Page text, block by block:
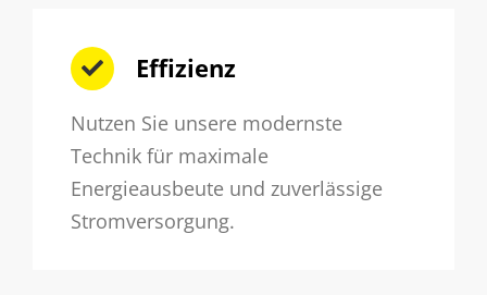
Effizienz
Nutzen Sie unsere modernste
Technik für maximale
Energieausbeute und zuverlässige
Stromversorgung.